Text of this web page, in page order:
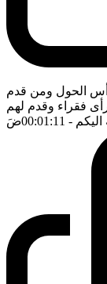
الحول ومن قدم
فقراء وقدم لهم
- 00:01:11 ضَ